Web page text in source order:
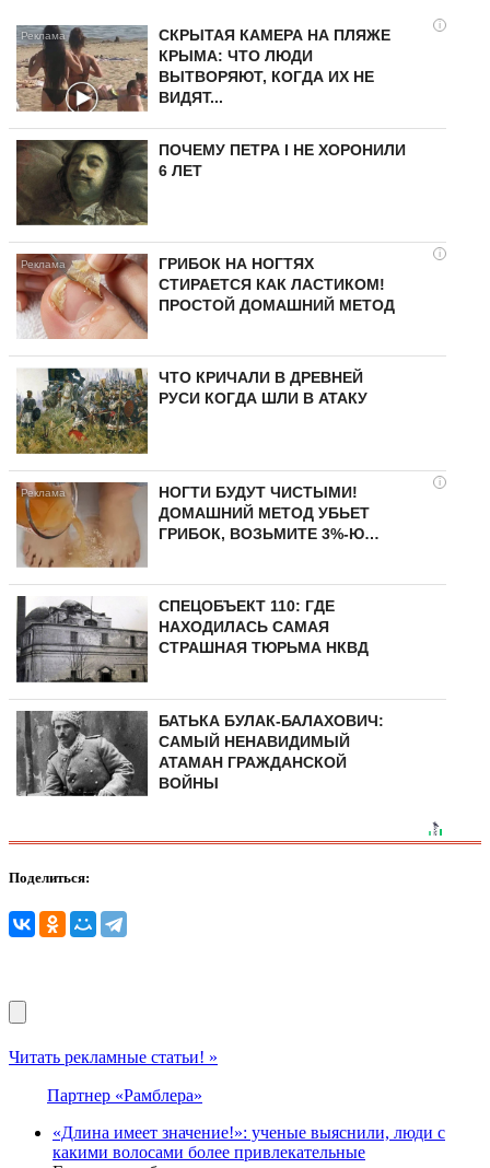
i
СКРЫТАЯ КАМЕРА НА ПЛЯЖЕ
КРЫМА: ЧТО ЛЮДИ
ВЫТВОРЯЮТ, КОГДА ИХ НЕ
ВИДЯТ...
ПОЧЕМУ ПЕТРА I НЕ ХОРОНИЛИ
6 ЛЕТ
i
ГРИБОК НА НОГТЯХ
СТИРАЕТСЯ КАК ЛАСТИКОМ!
ПРОСТОЙ ДОМАШНИЙ МЕТОД
ЧТО КРИЧАЛИ В ДРЕВНЕЙ
РУСИ КОГДА ШЛИ В АТАКУ
i
НОГТИ БУДУТ ЧИСТЫМИ!
ДОМАШНИЙ МЕТОД УБЬЕТ
ГРИБОК, ВОЗЬМИТЕ 3%-Ю…
СПЕЦОБЪЕКТ 110: ГДЕ
НАХОДИЛАСЬ САМАЯ
СТРАШНАЯ ТЮРЬМА НКВД
БАТЬКА БУЛАК-БАЛАХОВИЧ:
САМЫЙ НЕНАВИДИМЫЙ
АТАМАН ГРАЖДАНСКОЙ
ВОЙНЫ
Поделиться:
Читать рекламные статьи! »
Партнер «Рамблера»
«Длина имеет значение!»: ученые выяснили, люди с
какими волосами более привлекательные